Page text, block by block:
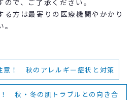
で、ご了承ください。
方は最寄りの医療機関やかかり
意！ 秋のアレルギー症状と対策
秋・冬の肌トラブルとの向き合